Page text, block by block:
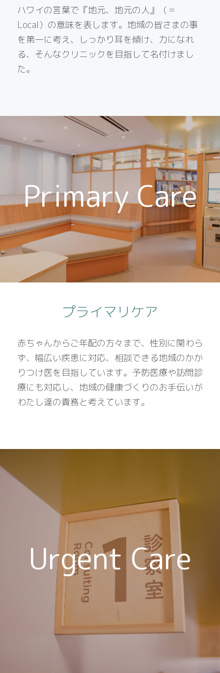
ハワイの言葉で『地元、地元の人』（＝
Local）の意味を表します。地域の皆さまの事
を第一に考え、しっかり耳を傾け、力になれ
る、そんなクリニックを目指して名付けまし
た。
Primary Care
プライマリケア
赤ちゃんからご年配の方々まで、性別に関わら
ず、幅広い疾患に対応、相談できる地域のかか
りつけ医を目指しています。予防医療や訪問診
療にも対応し、地域の健康づくりのお手伝いが
わたし達の責務と考えています。
Urgent Care